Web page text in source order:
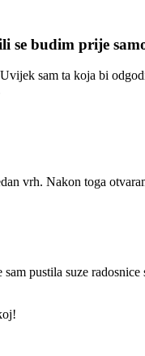
se budim prije
sam ta koja bi
vrh. Nakon toga
pustila suze